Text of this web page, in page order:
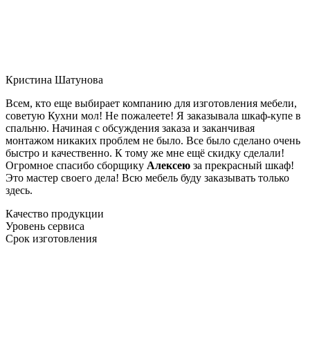
Кристина Шатунова
Всем, кто еще выбирает компанию для изготовления мебели,
советую Кухни мол! Не пожалеете! Я заказывала шкаф-купе в
спальню. Начиная с обсуждения заказа и заканчивая
монтажом никаких проблем не было. Все было сделано очень
быстро и качественно. К тому же мне ещё скидку сделали!
Огромное спасибо сборщику Алексею за прекрасный шкаф!
Это мастер своего дела! Всю мебель буду заказывать только
здесь.
Качество продукции
Уровень сервиса
Срок изготовления